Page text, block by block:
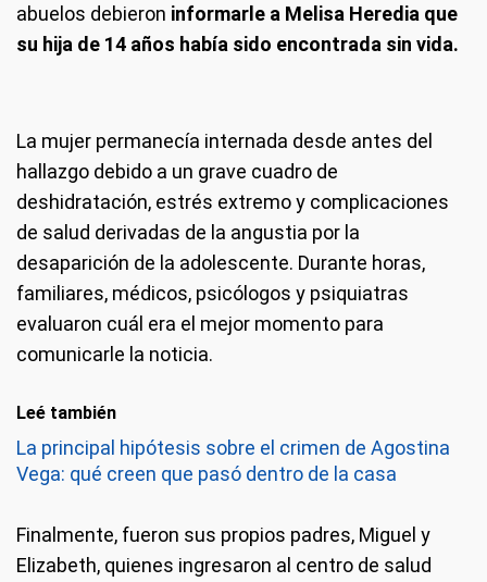
abuelos debieron informarle a Melisa Heredia que
su hija de 14 años había sido encontrada sin vida.
La mujer permanecía internada desde antes del
hallazgo debido a un grave cuadro de
deshidratación, estrés extremo y complicaciones
de salud derivadas de la angustia por la
desaparición de la adolescente. Durante horas,
familiares, médicos, psicólogos y psiquiatras
evaluaron cuál era el mejor momento para
comunicarle la noticia.
Leé también
La principal hipótesis sobre el crimen de Agostina
Vega: qué creen que pasó dentro de la casa
Finalmente, fueron sus propios padres, Miguel y
Elizabeth, quienes ingresaron al centro de salud